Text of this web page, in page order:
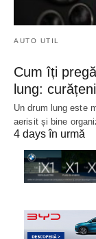
AUTO UTIL
Cum îți
lung:
Un drum lung este
aerisit și bine
4 days în urmă